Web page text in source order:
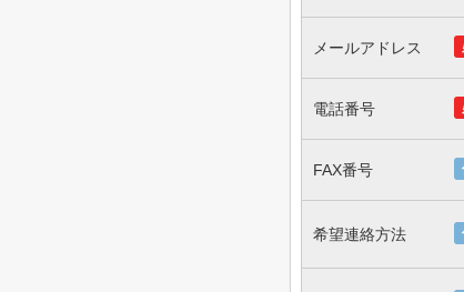
メールアドレス
電話番号
FAX番号
希望連絡方法